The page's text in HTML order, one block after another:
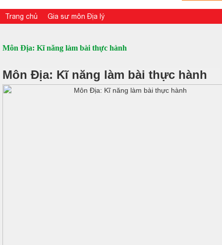
Trang chủ Gia sư môn Địa lý
Môn Địa: Kĩ năng làm bài thực hành
Môn Địa: Kĩ năng làm bài thực hành